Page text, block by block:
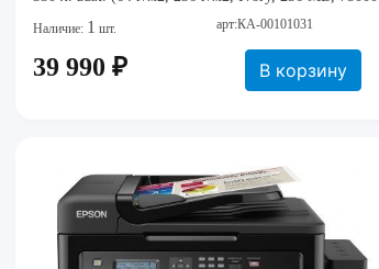
Стр/мес, 46471108/46471107/46471106/46471105) [
Наличие: 1 шт. арт:КА-00101031
39 990 ₽ В корзину